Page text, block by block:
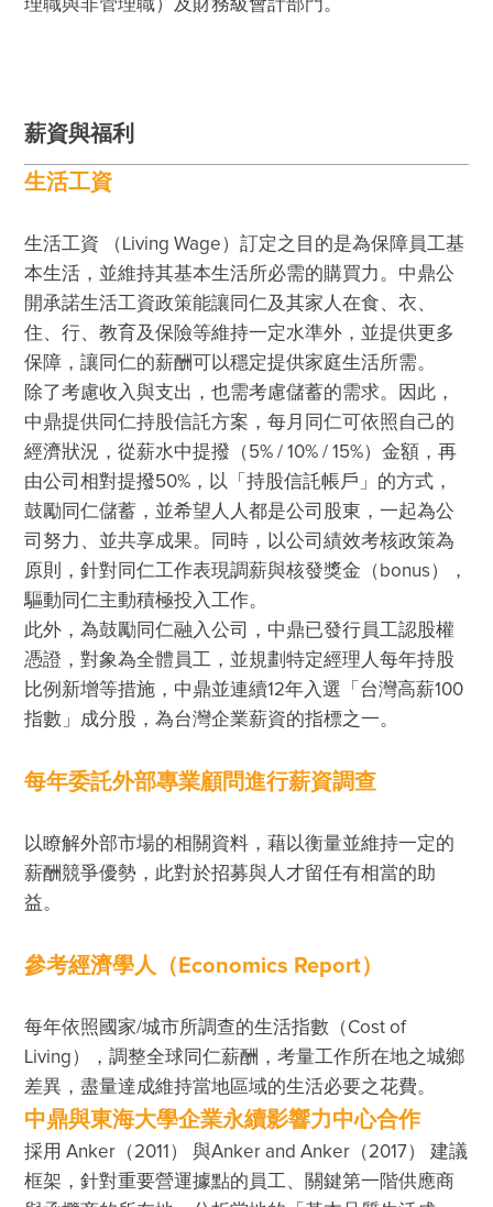
理職與非管理職）及財務級會計部門。
薪資與福利
生活工資
生活工資 （Living Wage）訂定之目的是為保障員工基
本生活，並維持其基本生活所必需的購買力。中鼎公
開承諾生活工資政策能讓同仁及其家人在食、衣、
住、行、教育及保險等維持一定水準外，並提供更多
保障，讓同仁的薪酬可以穩定提供家庭生活所需。
除了考慮收入與支出，也需考慮儲蓄的需求。因此，
中鼎提供同仁持股信託方案，每月同仁可依照自己的
經濟狀況，從薪水中提撥（5% / 10% / 15%）金額，再
由公司相對提撥50%，以「持股信託帳戶」的方式，
鼓勵同仁儲蓄，並希望人人都是公司股東，一起為公
司努力、並共享成果。同時，以公司績效考核政策為
原則，針對同仁工作表現調薪與核發獎金（bonus），
驅動同仁主動積極投入工作。
此外，為鼓勵同仁融入公司，中鼎已發行員工認股權
憑證，對象為全體員工，並規劃特定經理人每年持股
比例新增等措施，中鼎並連續12年入選「台灣高薪100
指數」成分股，為台灣企業薪資的指標之一。
每年委託外部專業顧問進行薪資調查
以瞭解外部市場的相關資料，藉以衡量並維持一定的
薪酬競爭優勢，此對於招募與人才留任有相當的助
益。
參考經濟學人（Economics Report）
每年依照國家/城市所調查的生活指數（Cost of
Living），調整全球同仁薪酬，考量工作所在地之城鄉
差異，盡量達成維持當地區域的生活必要之花費。
中鼎與東海大學企業永續影響力中心合作
採用 Anker（2011） 與Anker and Anker（2017） 建議
框架，針對重要營運據點的員工、關鍵第一階供應商